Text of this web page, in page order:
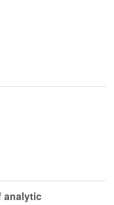
analytic